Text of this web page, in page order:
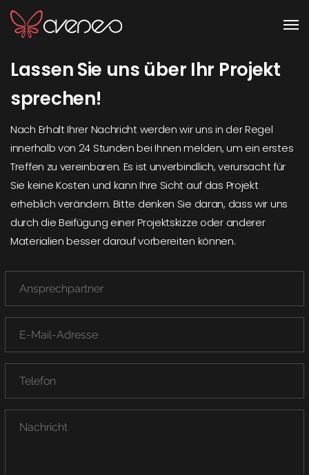
Lassen Sie uns über Ihr Projekt
sprechen!
Nach Erhalt Ihrer Nachricht werden wir uns in der Regel
innerhalb von 24 Stunden bei Ihnen melden, um ein erstes
Treffen zu vereinbaren. Es ist unverbindlich, verursacht für
Sie keine Kosten und kann Ihre Sicht auf das Projekt
erheblich verändern. Bitte denken Sie daran, dass wir uns
durch die Beifügung einer Projektskizze oder anderer
Materialien besser darauf vorbereiten können.